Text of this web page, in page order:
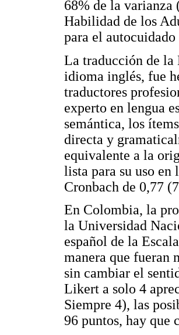
68% de la varianza
Habilidad de los
para el
La traducción de la
idioma inglés, fue
traductores
experto en lengua
semántica, los
directa y
equivalente a la
lista para su uso
Cronbach de 0,77
En Colombia, la
la Universidad
español de la
manera que fueran
sin cambiar el
Likert a solo 4
Siempre 4), las
96 puntos, hay que